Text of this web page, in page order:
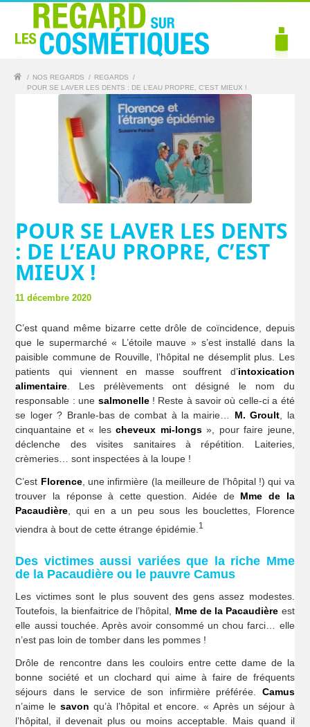
/ NOS REGARDS / REGARDS
/
POUR SE LAVER LES DENTS : DE L’EAU PROPRE, C’EST MIEUX !
POUR SE LAVER LES DENTS
: DE L’EAU PROPRE, C’EST
MIEUX !
11 décembre 2020
C’est quand même bizarre cette drôle de coïncidence, depuis
que le supermarché « L’étoile mauve » s’est installé dans la
paisible commune de Rouville, l’hôpital ne désemplit plus. Les
patients qui viennent en masse souffrent d’intoxication
alimentaire . Les prélèvements ont désigné le nom du
responsable : une salmonelle! Reste à savoir où celle-ci a été
se loger ? Branle-bas de combat à la mairie… M. Groult , la
cinquantaine et « lescheveux mi-longs», pour faire jeune,
déclenche des visites sanitaires à répétition. Laiteries,
crèmeries… sont inspectées à la loupe !
C’est Florence, une infirmière (la meilleure de l’hôpital !) qui va
trouver la réponse à cette question. Aidée de Mme de la
Pacaudière , qui en a un peu sous les bouclettes, Florence
viendra à bout de cette étrange épidémie. 1
Des victimes aussi variées que la riche Mme
de la Pacaudière ou le pauvre Camus
Les victimes sont le plus souvent des gens assez modestes.
Toutefois, la bienfaitrice de l’hôpital, Mme de la Pacaudière est
elle aussi touchée. Après avoir consommé un chou farci… elle
n’est pas loin de tomber dans les pommes !
Drôle de rencontre dans les couloirs entre cette dame de la
bonne société et un clochard qui aime à faire de fréquents
séjours dans le service de son infirmière préférée. Camus
n’aime lesavon qu’à l’hôpital et encore. « Après un séjour à
l’hôpital, il devenait plus ou moins acceptable. Mais quand il